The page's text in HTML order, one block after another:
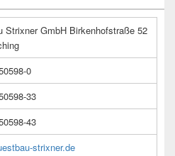
Strixner GmbH Birkenhofstraße 52
0
33
43
strixner.de